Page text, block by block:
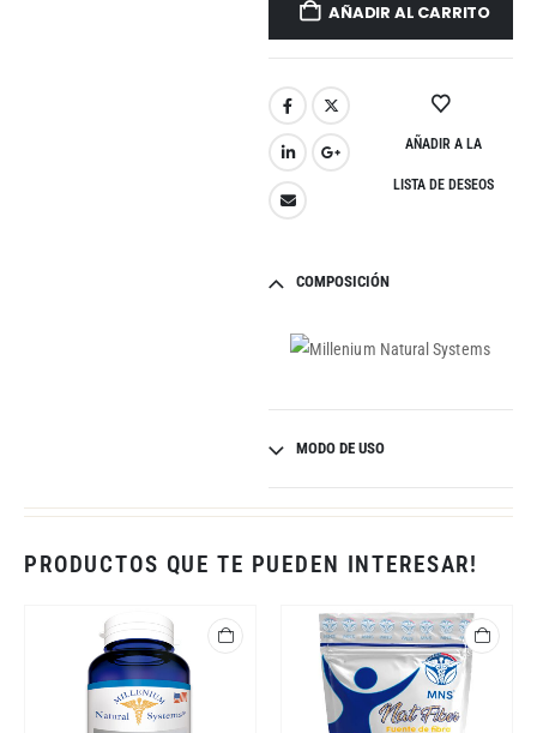
AÑADIR AL CARRITO
AÑADIR A LA
LISTA DE DESEOS
COMPOSICIÓN
MODO DE USO
PRODUCTOS QUE TE PUEDEN INTERESAR!